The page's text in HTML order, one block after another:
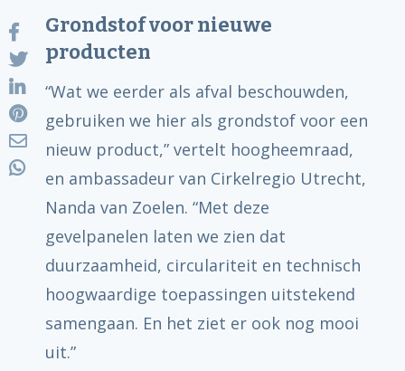
Grondstof voor nieuwe
producten
“Wat we eerder als afval beschouwden,
gebruiken we hier als grondstof voor een
nieuw product,” vertelt hoogheemraad,
en ambassadeur van Cirkelregio Utrecht,
Nanda van Zoelen. “Met deze
gevelpanelen laten we zien dat
duurzaamheid, circulariteit en technisch
hoogwaardige toepassingen uitstekend
samengaan. En het ziet er ook nog mooi
uit.”